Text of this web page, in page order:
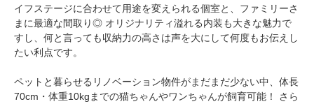
イフステージに合わせて用途を変えられる個室と、ファミリーさ
まに最適な間取り◎ オリジナリティ溢れる内装も大きな魅力で
すし、何と言っても収納力の高さは声を大にして何度もお伝えし
たい利点です。
ペットと暮らせるリノベーション物件がまだまだ少ない中、体長
70cm・体重10kgまでの猫ちゃんやワンちゃんが飼育可能！ さら